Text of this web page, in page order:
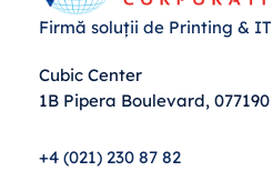
Firmă soluții de Printing & IT
Cubic Center
1B Pipera Boulevard, 077190
+4 (021) 230 87 82